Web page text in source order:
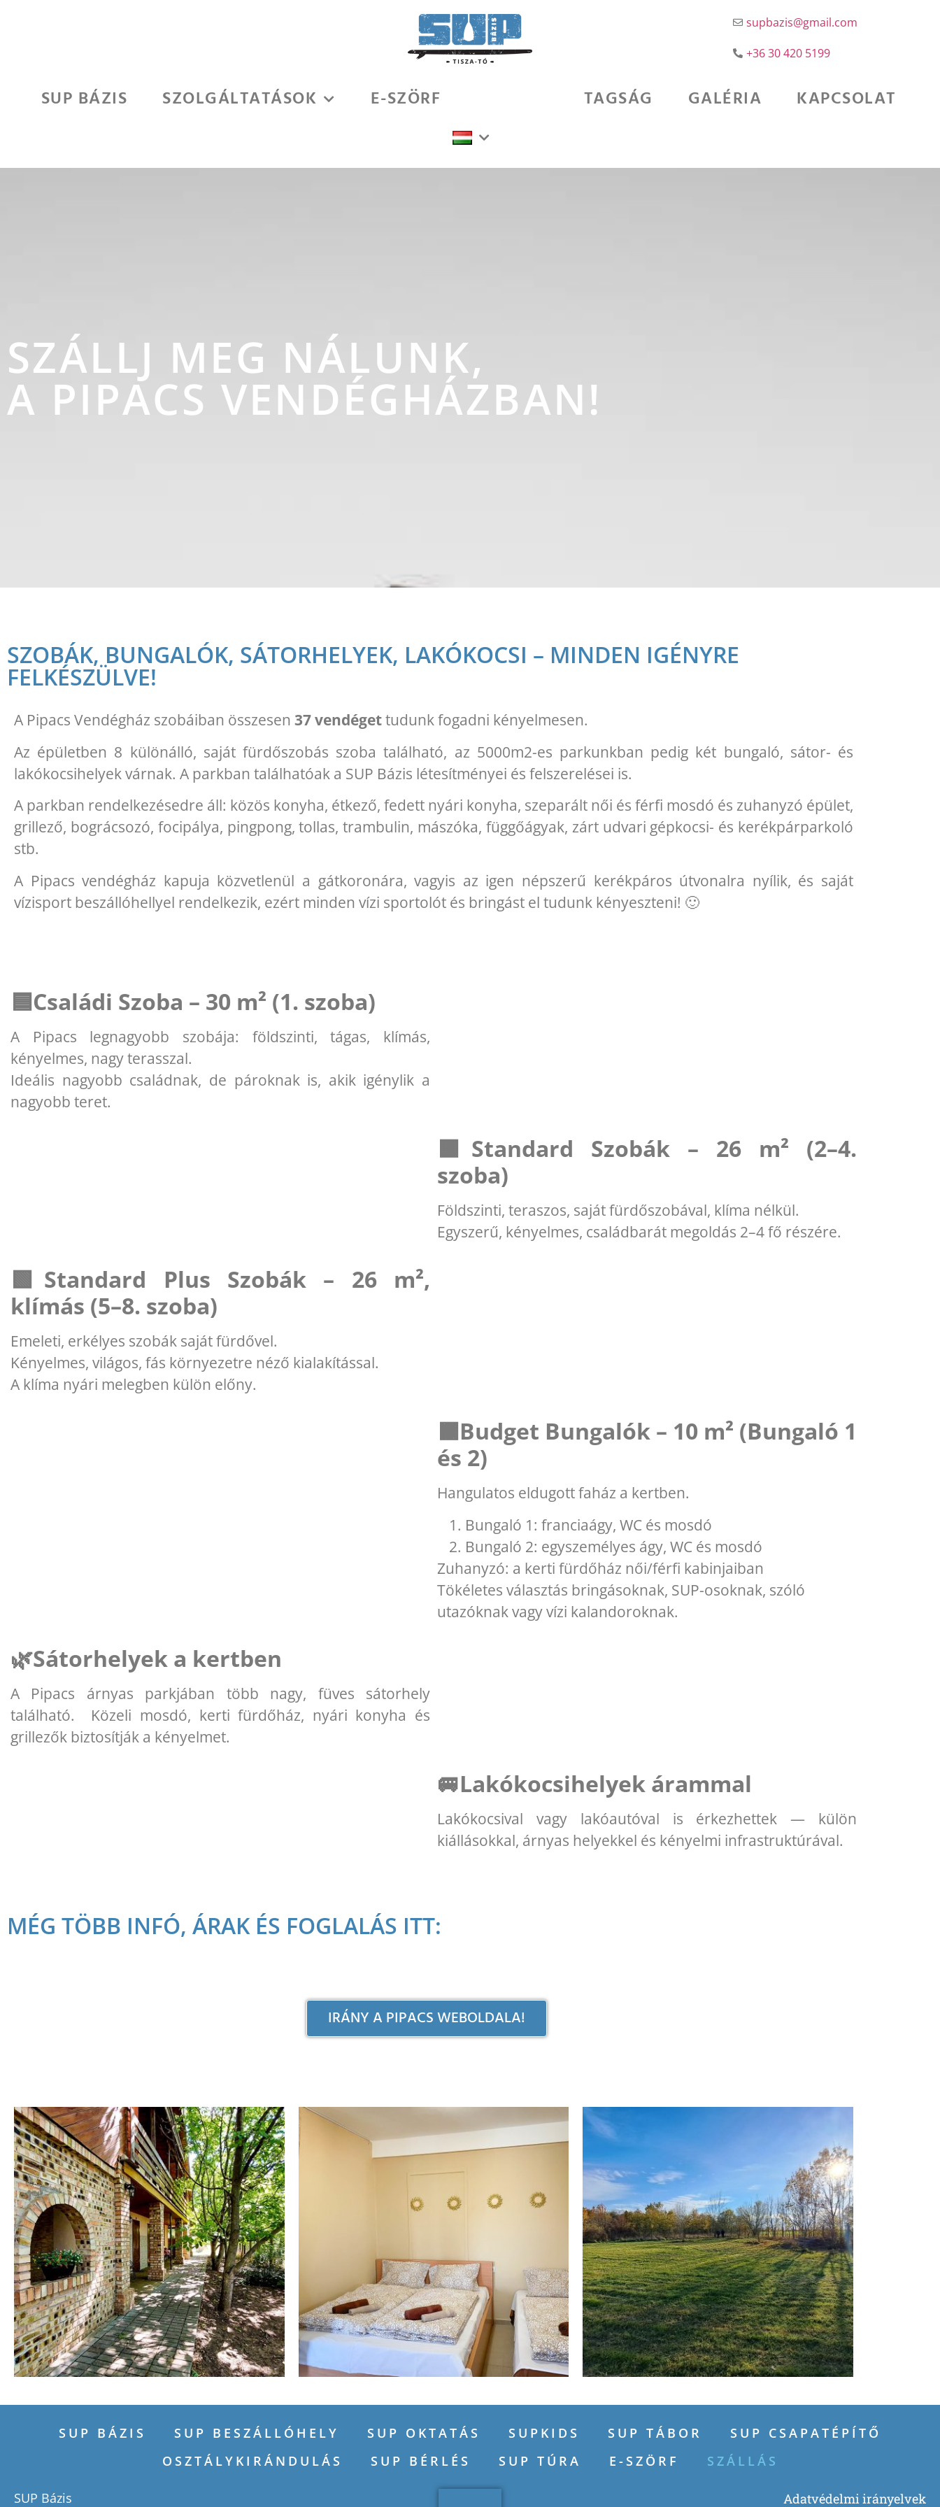
supbazis@gmail.com
+36 30 420 5199
SUP BÁZIS SZOLGÁLTATÁSOK E-SZÖRF TAGSÁG GALÉRIA KAPCSOLAT
SZÁLLJ MEG NÁLUNK,
A PIPACS VENDÉGHÁZBAN!
SZOBÁK, BUNGALÓK, SÁTORHELYEK, LAKÓKOCSI – MINDEN IGÉNYRE
FELKÉSZÜLVE!
A Pipacs Vendégház szobáiban összesen 37 vendégettudunk fogadni kényelmesen.
Az épületben 8 különálló, saját fürdőszobás szoba található, az 5000m2-es parkunkban pedig két bungaló, sátor- és
lakókocsihelyek várnak. A parkban találhatóak a SUP Bázis létesítményei és felszerelései is.
A parkban rendelkezésedre áll: közös konyha, étkező, fedett nyári konyha, szeparált női és férfi mosdó és zuhanyzó épület,
grillező, bográcsozó, focipálya, pingpong, tollas, trambulin, mászóka, függőágyak, zárt udvari gépkocsi- és kerékpárparkoló
stb.
A Pipacs vendégház kapuja közvetlenül a gátkoronára, vagyis az igen népszerű kerékpáros útvonalra nyílik, és saját
vízisport beszállóhellyel rendelkezik, ezért minden vízi sportolót és bringást el tudunk kényeszteni! 🙂
🟦Családi Szoba – 30 m² (1. szoba)
A Pipacs legnagyobb szobája: földszinti, tágas, klímás,
kényelmes, nagy terasszal.
Ideális nagyobb családnak, de pároknak is, akik igénylik a
nagyobb teret.
🟧Standard Szobák – 26 m² (2–4.
szoba)
Földszinti, teraszos, saját fürdőszobával, klíma nélkül.
Egyszerű, kényelmes, családbarát megoldás 2–4 fő részére.
🟩Standard Plus Szobák – 26 m²,
klímás (5–8. szoba)
Emeleti, erkélyes szobák saját fürdővel.
Kényelmes, világos, fás környezetre néző kialakítással.
A klíma nyári melegben külön előny.
🟫Budget Bungalók – 10 m² (Bungaló 1
és 2)
Hangulatos eldugott faház a kertben.
Bungaló 1: franciaágy, WC és mosdó
Bungaló 2: egyszemélyes ágy, WC és mosdó
Zuhanyzó: a kerti fürdőház női/férfi kabinjaiban
Tökéletes választás bringásoknak, SUP-osoknak, szóló
utazóknak vagy vízi kalandoroknak.
🌿Sátorhelyek a kertben
A Pipacs árnyas parkjában több nagy, füves sátorhely
található. Közeli mosdó, kerti fürdőház, nyári konyha és
grillezők biztosítják a kényelmet.
🚐Lakókocsihelyek árammal
Lakókocsival vagy lakóautóval is érkezhettek — külön
kiállásokkal, árnyas helyekkel és kényelmi infrastruktúrával.
MÉG TÖBB INFÓ, ÁRAK ÉS FOGLALÁS ITT:
IRÁNY A PIPACS WEBOLDALA!
SUP BÁZIS SUP BESZÁLLÓHELY SUP OKTATÁS SUPKIDS SUP TÁBOR
SUP CSAPATÉPÍTŐ
OSZTÁLYKIRÁNDULÁS
SUP BÉRLÉS SUP TÚRA E-SZÖRF SZÁLLÁS
SUP Bázis Adatvédelmi irányelvek